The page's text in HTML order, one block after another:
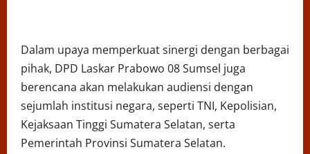
Dalam upaya memperkuat sinergi dengan berbagai
pihak, DPD Laskar Prabowo 08 Sumsel juga
berencana akan melakukan audiensi dengan
sejumlah institusi negara, seperti TNI, Kepolisian,
Kejaksaan Tinggi Sumatera Selatan, serta
Pemerintah Provinsi Sumatera Selatan.